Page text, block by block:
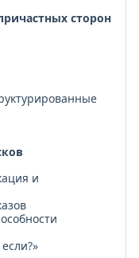
сторон
и